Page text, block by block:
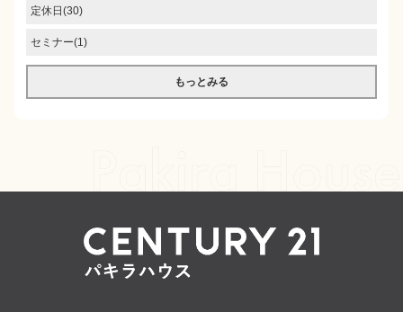
定休日(30)
セミナー(1)
もっとみる